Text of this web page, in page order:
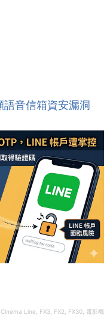
音信箱資安漏洞
Line, FX3, FX2, FX30, 電影機